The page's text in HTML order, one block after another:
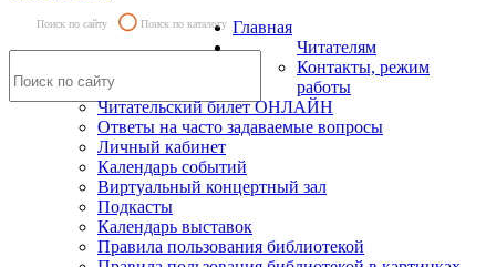
Поиск по сайту Поиск по каталогу Главная
Читателям
Контакты, режим
работы
Читательский билет ОНЛАЙН
Ответы на часто задаваемые вопросы
Личный кабинет
Календарь событий
Виртуальный концертный зал
Подкасты
Календарь выставок
Правила пользования библиотекой